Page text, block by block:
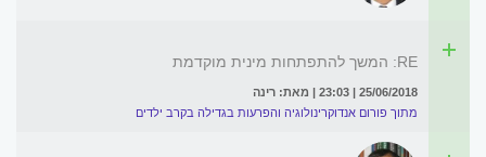
RE: המשך להתפתחות מינית מוקדמת
25/06/2018 | 23:03 | מאת: רינה
מתוך פורום אנדוקרינולוגיה והפרעות בגדילה בקרב ילדים